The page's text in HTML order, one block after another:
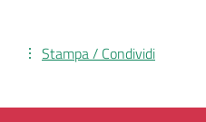
Stampa / Condividi